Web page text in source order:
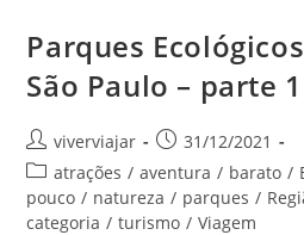
Parques
São Paulo – parte
Autor
do
post:
viverviajar
Post
publicado:
31/12/2021
Categoria
do
post:
atrações / aventura / barato /
pouco / natureza / parques /
categoria / turismo / Viagem